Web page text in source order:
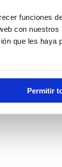
funciones
con nuestros
que les haya
Permitir
Otras